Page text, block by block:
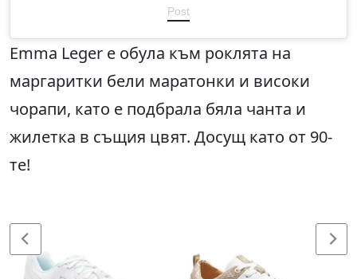
Post
Emma Leger е обула към роклята на
маргаритки бели маратонки и високи
чорапи, като е подбрала бяла чанта и
жилетка в същия цвят. Досущ като от 90-
те!